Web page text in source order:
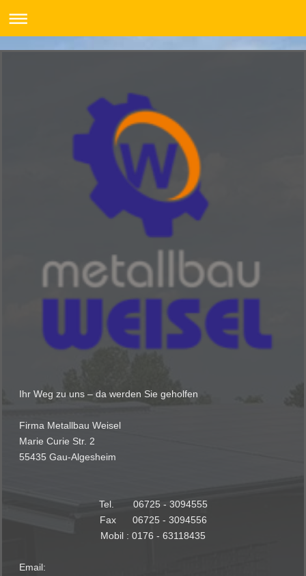
Ihr Weg zu uns – da werden Sie geholfen
Firma Metallbau Weisel
Marie Curie Str. 2
55435 Gau-Algesheim
Tel. 06725 - 3094555
Fax 06725 - 3094556
Mobil : 0176 - 63118435
Email: